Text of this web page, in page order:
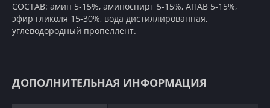
СОСТАВ: амин 5-15%, аминоспирт 5-15%, АПАВ 5-15%,
эфир гликоля 15-30%, вода дистиллированная,
углеводородный пропеллент.
ДОПОЛНИТЕЛЬНАЯ ИНФОРМАЦИЯ